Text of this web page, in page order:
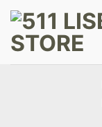
Skip
content